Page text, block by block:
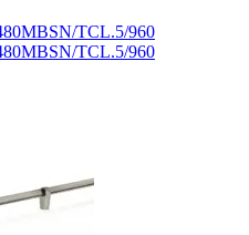
TCL.5/960
TCL.5/960